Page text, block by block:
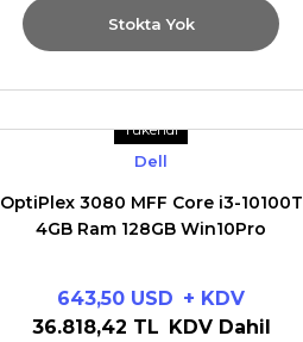
Stokta Yok
Tükendi
Dell
OptiPlex 3080 MFF Core i3-10100T
4GB Ram 128GB Win10Pro
643,50 USD + KDV
36.818,42 TL KDV Dahil